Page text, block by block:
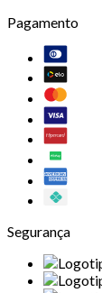
Pagamento
Segurança